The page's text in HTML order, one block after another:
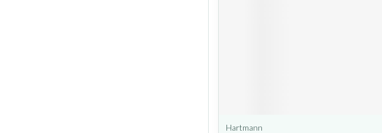
Hartmann